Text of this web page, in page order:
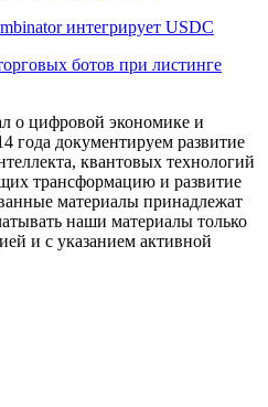
интегрирует USDC
ботов при листинге
о цифровой экономике и
года документируем развитие
квантовых технологий
трансформацию и развитие
материалы принадлежат
наши материалы только
и с указанием активной